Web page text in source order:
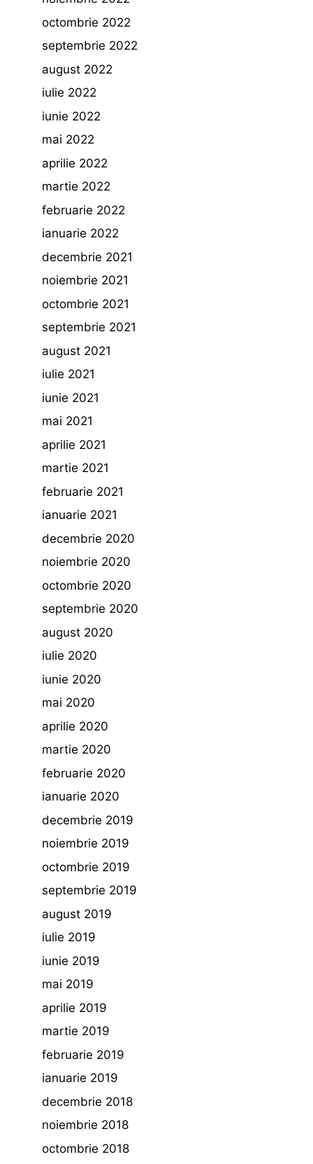
octombrie 2022
septembrie 2022
august 2022
iulie 2022
iunie 2022
mai 2022
aprilie 2022
martie 2022
februarie 2022
ianuarie 2022
decembrie 2021
noiembrie 2021
octombrie 2021
septembrie 2021
august 2021
iulie 2021
iunie 2021
mai 2021
aprilie 2021
martie 2021
februarie 2021
ianuarie 2021
decembrie 2020
noiembrie 2020
octombrie 2020
septembrie 2020
august 2020
iulie 2020
iunie 2020
mai 2020
aprilie 2020
martie 2020
februarie 2020
ianuarie 2020
decembrie 2019
noiembrie 2019
octombrie 2019
septembrie 2019
august 2019
iulie 2019
iunie 2019
mai 2019
aprilie 2019
martie 2019
februarie 2019
ianuarie 2019
decembrie 2018
noiembrie 2018
octombrie 2018